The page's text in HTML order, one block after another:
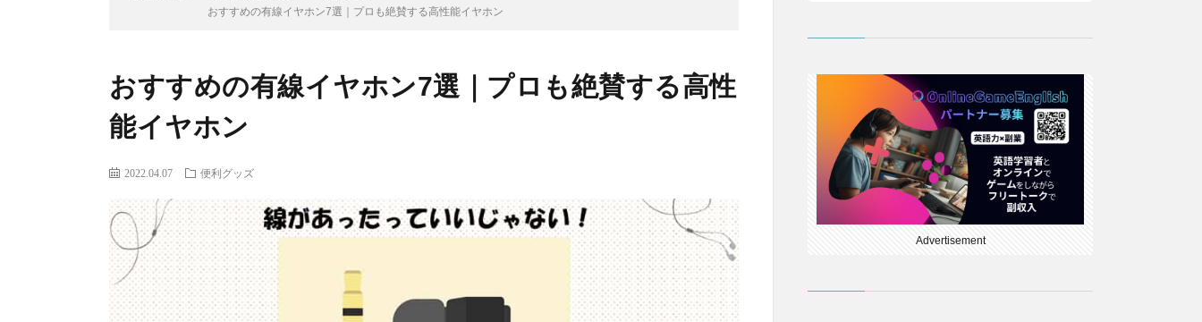
おすすめの有線イヤホン7選｜プロも絶賛する高性能イヤホン
おすすめの有線イヤホン7選｜プロも絶賛する高性
能イヤホン
2022.04.07 便利グッズ
Advertisement